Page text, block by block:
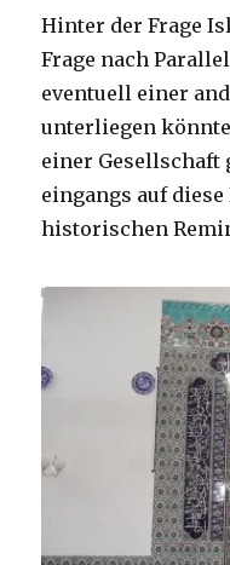
Hinter der Frage
Frage nach
eventuell einer
unterliegen
einer Gesellschaft
eingangs auf
historischen